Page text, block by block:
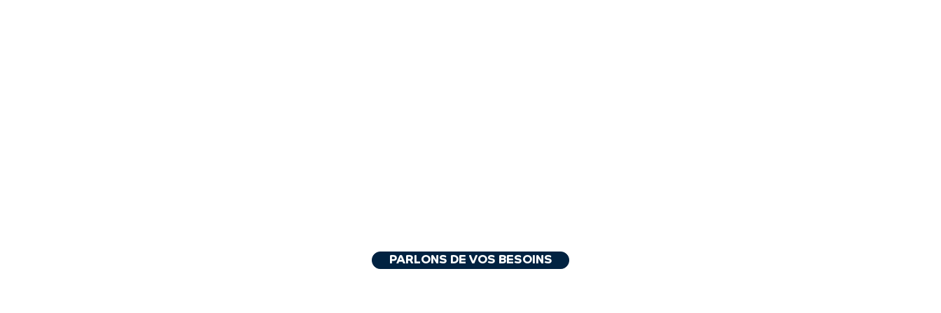
PARLONS DE VOS BESOINS